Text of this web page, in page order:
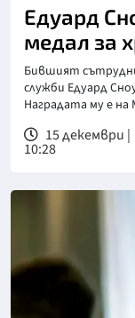
Едуард
медал за
Бившият
служби Едуард
Наградата му е
15 декември |
10:28